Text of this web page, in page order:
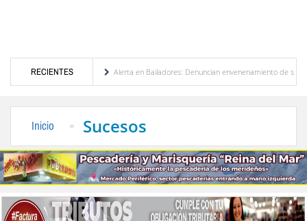
RECIENTES
de Venezuela
Alerta en Bailadores: Denuncian envenenamiento de siete
Inicio Sucesos